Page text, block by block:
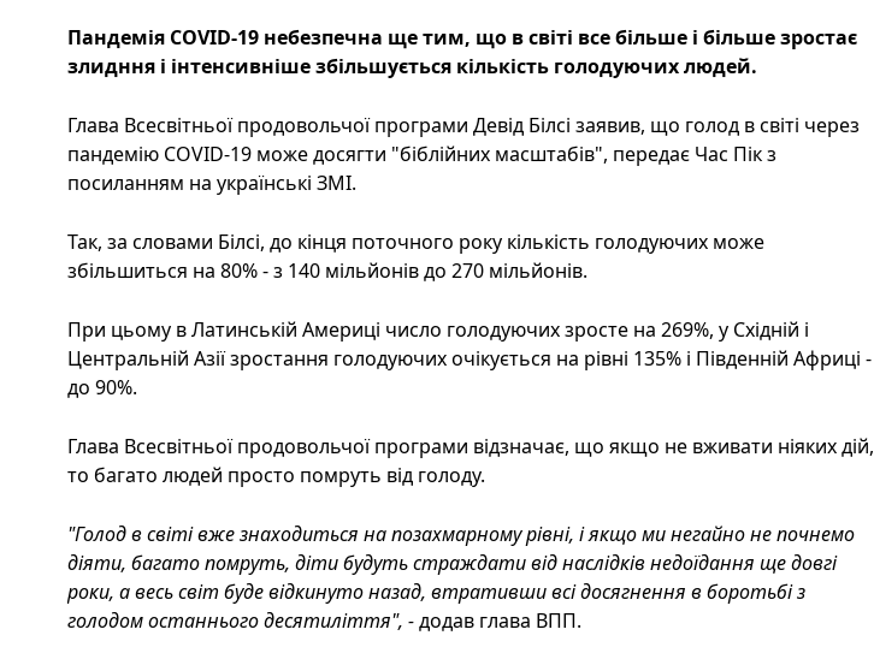
Пандемія COVID-19 небезпечна ще тим, що в світі все більше і більше зростає
злидння і інтенсивніше збільшується кількість голодуючих людей.
Глава Всесвітньої продовольчої програми Девід Білсі заявив, що голод в світі через
пандемію COVID-19 може досягти "біблійних масштабів", передає Час Пік з
посиланням на українські ЗМІ.
Так, за словами Білсі, до кінця поточного року кількість голодуючих може
збільшиться на 80% - з 140 мільйонів до 270 мільйонів.
При цьому в Латинській Америці число голодуючих зросте на 269%, у Східній і
Центральній Азії зростання голодуючих очікується на рівні 135% і Південній Африці -
до 90%.
Глава Всесвітньої продовольчої програми відзначає, що якщо не вживати ніяких дій,
то багато людей просто помруть від голоду.
"Голод в світі вже знаходиться на позахмарному рівні, і якщо ми негайно не почнемо
діяти, багато помруть, діти будуть страждати від наслідків недоїдання ще довгі
роки, а весь світ буде відкинуто назад, втративши всі досягнення в боротьбі з
голодом останнього десятиліття", -додав глава ВПП.